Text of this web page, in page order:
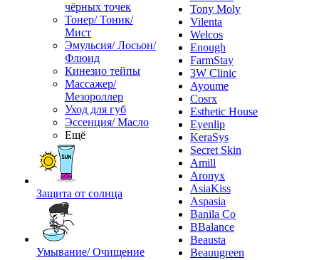
чёрных точек
Тонер/ Тоник/
Мист
Эмульсия/ Лосьон/
Флюид
Кинезио тейпы
Массажер/
Мезороллер
Уход для губ
Эссенция/ Масло
Ещё
Защита от солнца
Умывание/ Очищение
Tony Moly
Vilenta
Welcos
Enough
FarmStay
3W Clinic
Ayoume
Cosrx
Esthetic House
Eyenlip
KeraSys
Secret Skin
Amill
Aronyx
AsiaKiss
Aspasia
Banila Co
BBalance
Beausta
Beauugreen